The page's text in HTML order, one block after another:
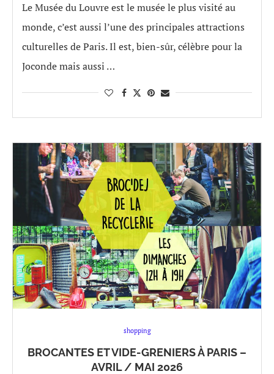
Le Musée du Louvre est le musée le plus visité au
monde, c’est aussi l’une des principales attractions
culturelles de Paris. Il est, bien-sûr, célèbre pour la
Joconde mais aussi …
shopping
BROCANTES ET VIDE-GRENIERS À PARIS –
AVRIL / MAI 2026